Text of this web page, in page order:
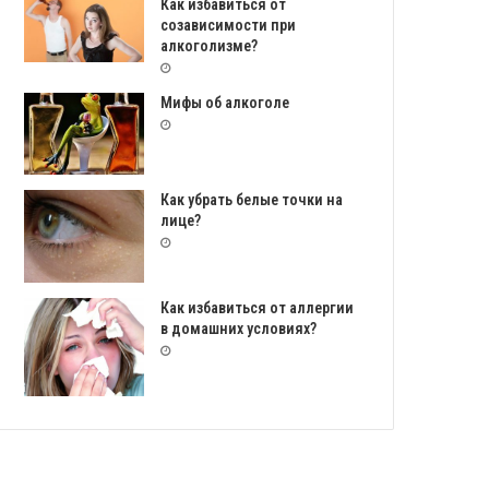
Как избавиться от
созависимости при
алкоголизме?
Мифы об алкоголе
Как убрать белые точки на
лице?
Как избавиться от аллергии
в домашних условиях?